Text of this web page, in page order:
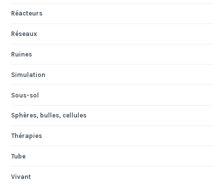
Réacteurs
Réseaux
Ruines
Simulation
Sous-sol
Sphères, bulles, cellules
Thérapies
Tube
Vivant